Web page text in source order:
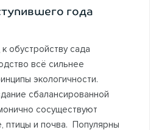
года
обустройству сада
всё сильнее
экологичности.
сбалансированной
сосуществуют
птицы и почва. Популярны